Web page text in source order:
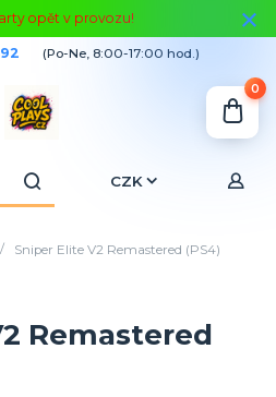
opět v provozu!
CZK
(Po-Ne, 8:00-17:00 hod.)
0
Sniper Elite V2 Remastered (PS4)
Remastered